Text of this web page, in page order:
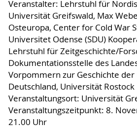
Veranstalter: Lehrstuhl für
Universität Greifswald, Max
Osteuropa, Center for Cold War
Universitet Odense (SDU)
Lehrstuhl für Zeitgeschichte/
Dokumentationsstelle des
Vorpommern zur Geschichte
Deutschland, Universität Rostock
Veranstaltungsort: Universität
Veranstaltungszeitpunkt: 8.
21.00 Uhr